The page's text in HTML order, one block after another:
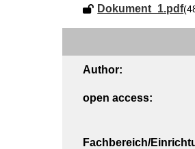
Dokument_1.pdf
Author:
open access:
Fachbereich/